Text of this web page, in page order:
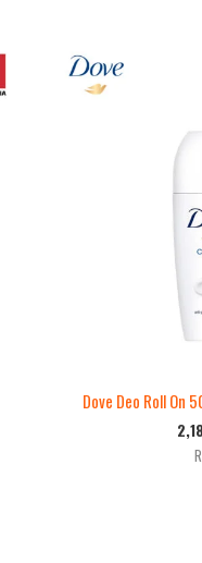
Dove Deo Roll On
2,18